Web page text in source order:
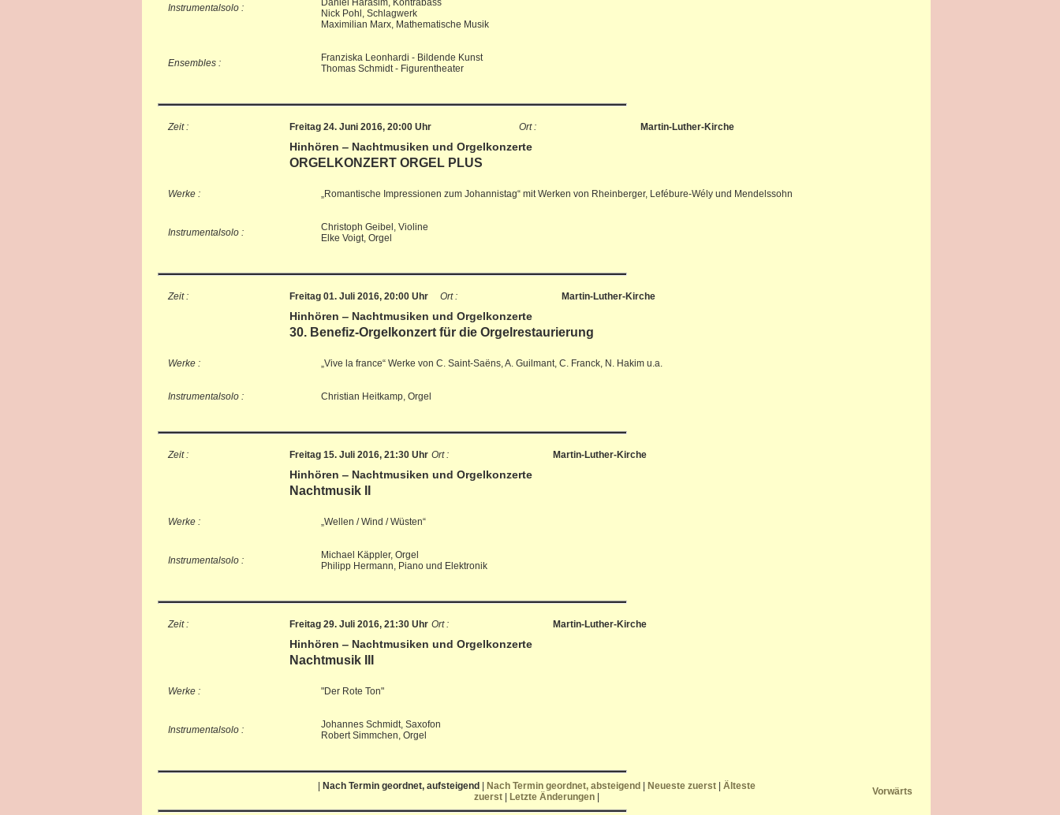
Instrumentalsolo :
Daniel Harasim, Kontrabass
Nick Pohl, Schlagwerk
Maximilian Marx, Mathematische Musik
Ensembles :
Franziska Leonhardi - Bildende Kunst
Thomas Schmidt - Figurentheater
Zeit : Freitag 24. Juni 2016, 20:00 Uhr Ort : Martin-Luther-Kirche
Hinhören ‒ Nachtmusiken und Orgelkonzerte
ORGELKONZERT ORGEL PLUS
Werke : „Romantische Impressionen zum Johannistag“ mit Werken von Rheinberger, Lefébure-Wély und Mendelssohn
Instrumentalsolo :
Christoph Geibel, Violine
Elke Voigt, Orgel
Zeit : Freitag 01. Juli 2016, 20:00 Uhr Ort : Martin-Luther-Kirche
Hinhören ‒ Nachtmusiken und Orgelkonzerte
30. Benefiz-Orgelkonzert für die Orgelrestaurierung
Werke : „Vive la france“ Werke von C. Saint-Saëns, A. Guilmant, C. Franck, N. Hakim u.a.
Instrumentalsolo : Christian Heitkamp, Orgel
Zeit : Freitag 15. Juli 2016, 21:30 Uhr Ort : Martin-Luther-Kirche
Hinhören ‒ Nachtmusiken und Orgelkonzerte
Nachtmusik II
Werke : „Wellen / Wind / Wüsten“
Instrumentalsolo :
Michael Käppler, Orgel
Philipp Hermann, Piano und Elektronik
Zeit : Freitag 29. Juli 2016, 21:30 Uhr Ort : Martin-Luther-Kirche
Hinhören ‒ Nachtmusiken und Orgelkonzerte
Nachtmusik III
Werke : "Der Rote Ton"
Instrumentalsolo :
Johannes Schmidt, Saxofon
Robert Simmchen, Orgel
Nach Termin geordnet, aufsteigend Nach Termin geordnet, absteigend Neueste zuerst
Älteste
zuerst
Letzte Änderungen Vorwärts